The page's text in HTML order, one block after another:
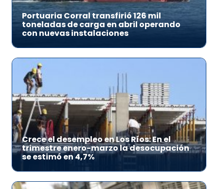
Portuaria Corral transfirió 126 mil
toneladas de carga en abril operando
con nuevas instalaciones
Crece el desempleo en Los Ríos: En el
trimestre enero-marzo la desocupación
se estimó en 4,7%